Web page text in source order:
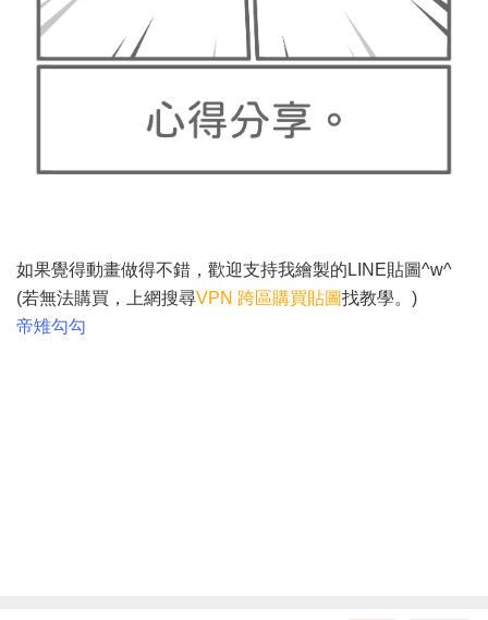
如果覺得動畫做得不錯，歡迎支持我繪製的LINE貼圖^w^
(若無法購買，上網搜尋VPN 跨區購買貼圖找教學。 )
帝雉勾勾